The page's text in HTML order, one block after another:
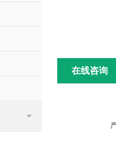
在线咨询